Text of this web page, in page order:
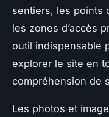
sentiers, les points
les zones d’accès
outil indispensable
explorer le site en
compréhension de
Les photos et